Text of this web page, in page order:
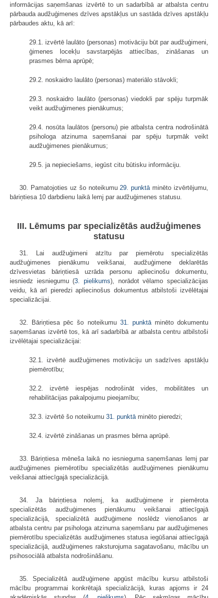
informācijas saņemšanas izvērtē to un sadarbībā ar atbalsta centru
pārbauda audžuģimenes dzīves apstākļus un sastāda dzīves apstākļu
pārbaudes aktu, kā arī:
29.1. izvērtē laulāto (personas) motivāciju būt par audžuģimeni,
ģimenes locekļu savstarpējās attiecības, zināšanas un
prasmes bērna aprūpē;
29.2. noskaidro laulāto (personas) materiālo stāvokli;
29.3. noskaidro laulāto (personas) viedokli par spēju turpmāk
veikt audžuģimenes pienākumus;
29.4. nosūta laulātos (personu) pie atbalsta centra nodrošinātā
psihologa atzinuma saņemšanai par spēju turpmāk veikt
audžuģimenes pienākumus;
29.5. ja nepieciešams, iegūst citu būtisku informāciju.
30. Pamatojoties uz šo noteikumu 29. punktā minēto izvērtējumu,
bāriņtiesa 10 darbdienu laikā lemj par audžuģimenes statusu.
III. Lēmums par specializētās audžuģimenes
statusu
31. Lai audžuģimeni atzītu par piemērotu specializētās
audžuģimenes pienākumu veikšanai, audžuģimene deklarētās
dzīvesvietas bāriņtiesā uzrāda personu apliecinošu dokumentu,
iesniedz iesniegumu (3. pielikums), norādot vēlamo specializācijas
veidu, kā arī pieredzi apliecinošus dokumentus atbilstoši izvēlētajai
specializācijai.
32. Bāriņtiesa pēc šo noteikumu 31. punktāminēto dokumentu
saņemšanas izvērtē tos, kā arī sadarbībā ar atbalsta centru atbilstoši
izvēlētajai specializācijai:
32.1. izvērtē audžuģimenes motivāciju un sadzīves apstākļu
piemērotību;
32.2. izvērtē iespējas nodrošināt vides, mobilitātes un
rehabilitācijas pakalpojumu pieejamību;
32.3. izvērtē šo noteikumu 31. punktāminēto pieredzi;
32.4. izvērtē zināšanas un prasmes bērna aprūpē.
33. Bāriņtiesa mēneša laikā no iesnieguma saņemšanas lemj par
audžuģimenes piemērotību specializētās audžuģimenes pienākumu
veikšanai attiecīgajā specializācijā.
34. Ja bāriņtiesa nolemj, ka audžuģimene ir piemērota
specializētās audžuģimenes pienākumu veikšanai attiecīgajā
specializācijā, specializētā audžuģimene noslēdz vienošanos ar
atbalsta centru par psihologa atzinuma saņemšanu par audžuģimenes
piemērotību specializētās audžuģimenes statusa iegūšanai attiecīgajā
specializācijā, audžuģimenes raksturojuma sagatavošanu, mācību un
psihosociālā atbalsta nodrošināšanu.
35. Specializētā audžuģimene apgūst mācību kursu atbilstoši
mācību programmai konkrētajā specializācijā, kuras apjoms ir 24